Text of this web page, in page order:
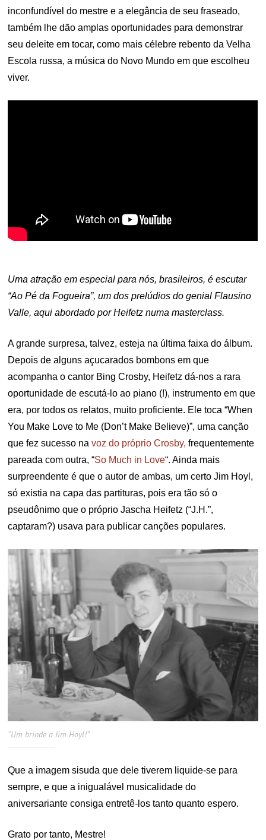
inconfundível do mestre e a elegância de seu fraseado,
também lhe dão amplas oportunidades para demonstrar
seu deleite em tocar, como mais célebre rebento da Velha
Escola russa, a música do Novo Mundo em que escolheu
viver.
Uma atração em especial para nós, brasileiros, é escutar
“Ao Pé da Fogueira”, um dos prelúdios do genial Flausino
Valle, aqui abordado por Heifetz numa masterclass.
A grande surpresa, talvez, esteja na última faixa do álbum.
Depois de alguns açucarados bombons em que
acompanha o cantor Bing Crosby, Heifetz dá-nos a rara
oportunidade de escutá-lo ao piano (!), instrumento em que
era, por todos os relatos, muito proficiente. Ele toca “When
You Make Love to Me (Don’t Make Believe)”, uma canção
que fez sucesso navoz do próprio Crosby,frequentemente
pareada com outra, “So Much in Love“. Ainda mais
surpreendente é que o autor de ambas, um certo Jim Hoyl,
só existia na capa das partituras, pois era tão só o
pseudônimo que o próprio Jascha Heifetz (“J.H.”,
captaram?) usava para publicar canções populares.
“Um brinde a Jim Hoyl!”
Que a imagem sisuda que dele tiverem liquide-se para
sempre, e que a inigualável musicalidade do
aniversariante consiga entretê-los tanto quanto espero.
Grato por tanto, Mestre!